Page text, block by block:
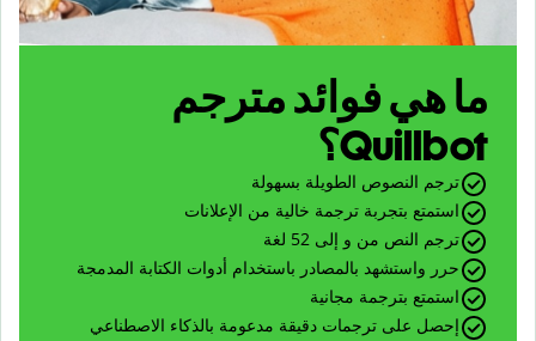
ما هي فوائد مترجم
Quillbot؟
ترجم النصوص الطويلة بسهولة
استمتع بتجربة ترجمة خالية من الإعلانات
ترجم النص من و إلى 52 لغة
حرر واستشهد بالمصادر باستخدام أدوات الكتابة المدمجة
استمتع بترجمة مجانية
إحصل على ترجمات دقيقة مدعومة بالذكاء الاصطناعي